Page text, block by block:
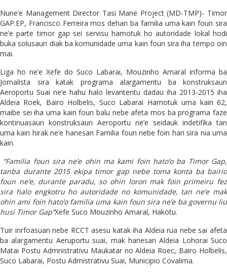
Nune’e Management Director Tasi Mane Project (MD-TMP)- Timor
GAP.EP, Francisco Ferreira mos dehan ba familia uma kain foun sira
ne’e parte timor gap sei servisu hamotuk ho autoridade lokal hodi
buka solusaun diak ba komunidade uma kain foun sira iha tempo oin
mai.
Liga ho ne’e Xefe do Suco Labarai, Mouzinho Amaral informa ba
Jornalista sira katak programa alargamentu ba konstruksaun
Aeroportu Suai ne’e hahu halo levantentu dadau iha 2013-2015 iha
Aldeia Roek, Bairo Holbelis, Suco Labarai Hamotuk uma kain 62,
maibe sei iha uma kain foun balu nebe afeta mos ba programa faze
kontinuasaun konstruksaun Aeroportu ne’e seidauk indetifika tan
uma kain hirak ne’e hanesan Familia foun nebe foin hari sira nia uma
kain.
“Familia foun sira ne’e ohin ma kami foin hato’o ba Timor Gap,
tanba durante 2015 ekipa timor gap nebe toma konta ba bairio
foun ne’e, durante paradu, so ohin loron mak foin primeiru fez
sira halo engkotru ho autoridade no komunidade, tan ne’e mak
ohin ami foin hato’o familia uma kain foun sira ne’e ba governu liu
husi Timor Gap”Xefe Suco Mouzinho Amaral, Hakotu.
Tuir inrfoasuan nebe RCCT asesu katak iha Aldeia rua nebe sai afeta
ba alargamentu Aeruportu suai, mak hanesan Aldeia Lohorai Suco
Matai Postu Admnistrativu Maukatar no Aldeia Roec, Bairo Holbelis,
Suco Labarai, Postu Admistrativu Suai, Municipio Covalima.